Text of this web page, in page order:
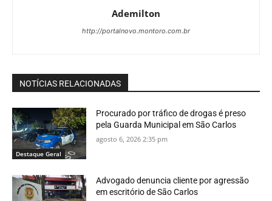
Ademilton
http://portalnovo.montoro.com.br
NOTÍCIAS RELACIONADAS
Destaque Geral
Procurado por tráfico de drogas é preso
pela Guarda Municipal em São Carlos
agosto 6, 2026 2:35 pm
Advogado denuncia cliente por agressão
em escritório de São Carlos